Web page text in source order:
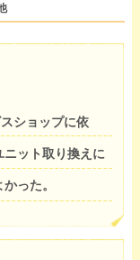
ショップに依
ット取り換えに
った。